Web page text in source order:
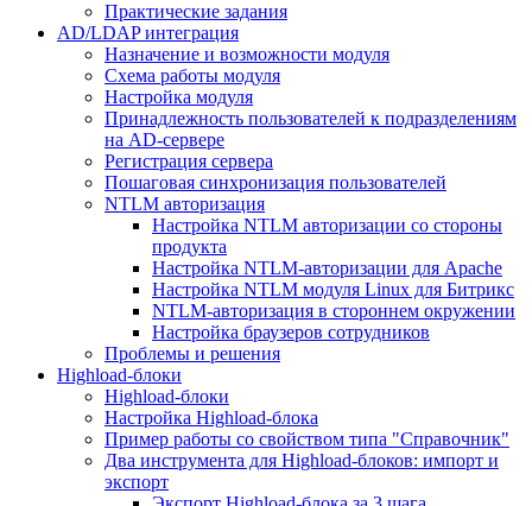
Практические задания
AD/LDAP интеграция
Назначение и возможности модуля
Схема работы модуля
Настройка модуля
Принадлежность пользователей к подразделениям
на AD-сервере
Регистрация сервера
Пошаговая синхронизация пользователей
NTLM авторизация
Настройка NTLM авторизации со стороны
продукта
Настройка NTLM-авторизации для Apache
Настройка NTLM модуля Linux для Битрикс
NTLM-авторизация в стороннем окружении
Настройка браузеров сотрудников
Проблемы и решения
Highload-блоки
Highload-блоки
Настройка Highload-блока
Пример работы со свойством типа "Справочник"
Два инструмента для Highload-блоков: импорт и
экспорт